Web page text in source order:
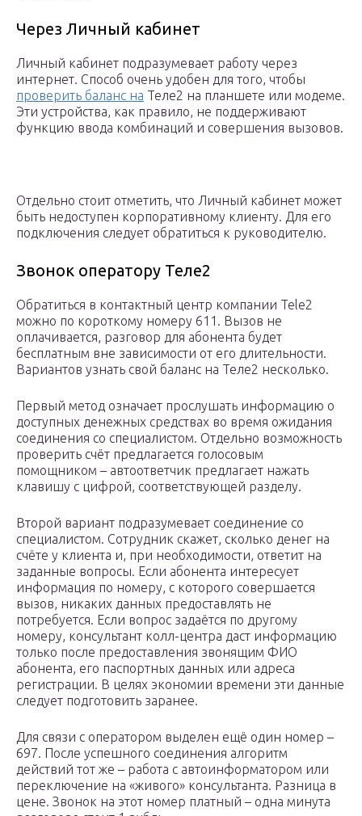
Через Личный кабинет
Личный кабинет подразумевает работу через
интернет. Способ очень удобен для того, чтобы
проверить баланс на Теле2 на планшете или модеме.
Эти устройства, как правило, не поддерживают
функцию ввода комбинаций и совершения вызовов.
Отдельно стоит отметить, что Личный кабинет может
быть недоступен корпоративному клиенту. Для его
подключения следует обратиться к руководителю.
Звонок оператору Теле2
Обратиться в контактный центр компании Tele2
можно по короткому номеру 611. Вызов не
оплачивается, разговор для абонента будет
бесплатным вне зависимости от его длительности.
Вариантов узнать свой баланс на Теле2 несколько.
Первый метод означает прослушать информацию о
доступных денежных средствах во время ожидания
соединения со специалистом. Отдельно возможность
проверить счёт предлагается голосовым
помощником – автоответчик предлагает нажать
клавишу с цифрой, соответствующей разделу.
Второй вариант подразумевает соединение со
специалистом. Сотрудник скажет, сколько денег на
счёте у клиента и, при необходимости, ответит на
заданные вопросы. Если абонента интересует
информация по номеру, с которого совершается
вызов, никаких данных предоставлять не
потребуется. Если вопрос задаётся по другому
номеру, консультант колл-центра даст информацию
только после предоставления звонящим ФИО
абонента, его паспортных данных или адреса
регистрации. В целях экономии времени эти данные
следует подготовить заранее.
Для связи с оператором выделен ещё один номер –
697. После успешного соединения алгоритм
действий тот же – работа с автоинформатором или
переключение на «живого» консультанта. Разница в
цене. Звонок на этот номер платный – одна минута